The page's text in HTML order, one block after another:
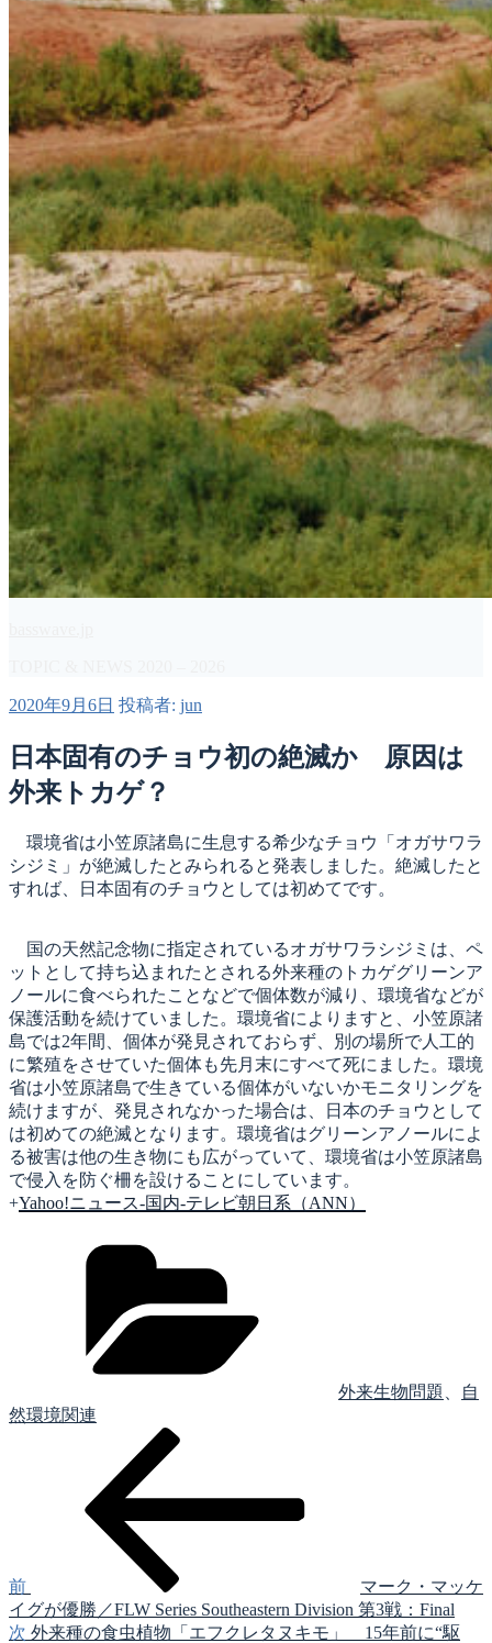
投
日:
2020年9月6日 投稿者: jun
日本固有のチョウ初の絶滅か 原因は
外来トカゲ？
環境省は小笠原諸島に生息する希少なチョウ「オガサワラ
シジミ」が絶滅したとみられると発表しました。絶滅したと
すれば、日本固有のチョウとしては初めてです。
国の天然記念物に指定されているオガサワラシジミは、ペ
ットとして持ち込まれたとされる外来種のトカゲグリーンア
ノールに食べられたことなどで個体数が減り、環境省などが
保護活動を続けていました。環境省によりますと、小笠原諸
島では2年間、個体が発見されておらず、別の場所で人工的
に繁殖をさせていた個体も先月末にすべて死にました。環境
省は小笠原諸島で生きている個体がいないかモニタリングを
続けますが、発見されなかった場合は、日本のチョウとして
は初めての絶滅となります。環境省はグリーンアノールによ
る被害は他の生き物にも広がっていて、環境省は小笠原諸島
で侵入を防ぐ柵を設けることにしています。
+Yahoo!ニュース-国内-テレビ朝日系（ANN）
外来生物問題
自
然環境関連
ゲ
ー
前
マーク・マッケ
イグが優勝／FLW Series Southeastern Division 第3戦：Final
次
次 外来種の食虫植物「エフクレタヌキモ」 15年前に“駆